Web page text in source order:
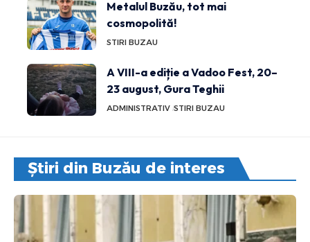
Metalul Buzău, tot mai
cosmopolită!
STIRI BUZAU
A VIII-a ediție a Vadoo Fest, 20–
23 august, Gura Teghii
ADMINISTRATIV STIRI BUZAU
Știri din Buzău de interes